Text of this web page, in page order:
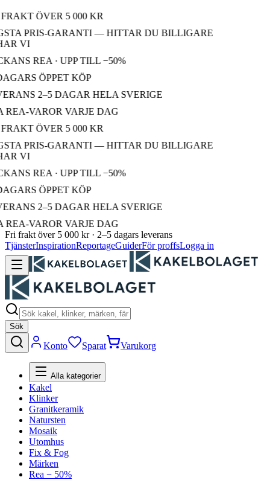
ÖVER 5 000 KR
PRIS-GARANTI — HITTAR DU BILLIGARE
VI
REA · UPP TILL −50%
ÖPPET KÖP
2–5 DAGAR HELA SVERIGE
VAROR VARJE DAG
ÖVER 5 000 KR
PRIS-GARANTI — HITTAR DU BILLIGARE
VI
REA · UPP TILL −50%
ÖPPET KÖP
2–5 DAGAR HELA SVERIGE
VAROR VARJE DAG
Fri frakt över 5 000 kr · 2–5 dagars leverans
TjänsterInspirationReportageGuiderFör proffsLogga in
Sök
Konto Sparat Varukorg
Alla kategorier
Kakel
Klinker
Granitkeramik
Natursten
Mosaik
Utomhus
Fix & Fog
Märken
Rea − 50%